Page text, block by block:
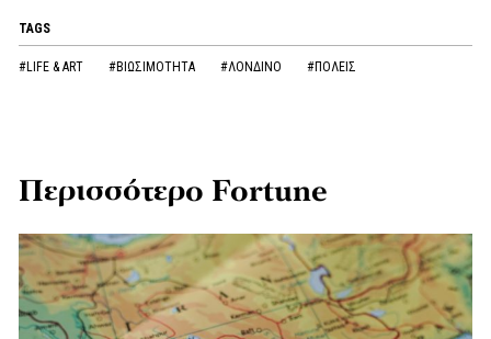
TAGS
#LIFE & ART #ΒΙΩΣΙΜΟΤΗΤΑ #ΛΟΝΔΙΝΟ #ΠΟΛΕΙΣ
Περισσότερο Fortune